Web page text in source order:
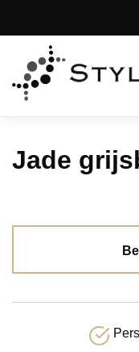
Jade